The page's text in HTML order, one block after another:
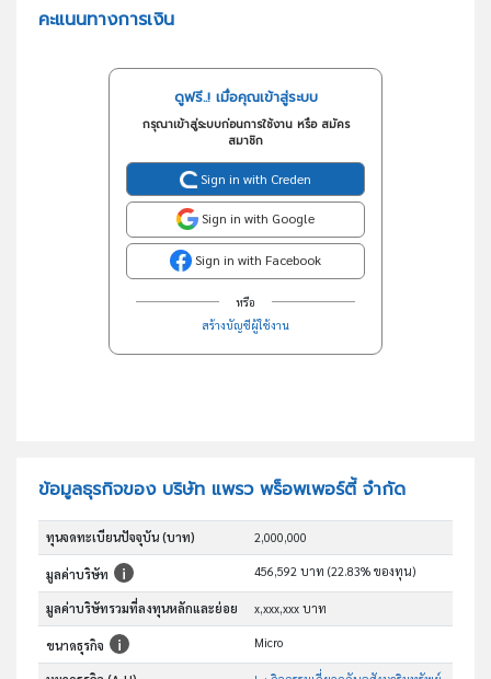
คะแนนทางการเงิน
ดูฟรี..! เมื่อคุณเข้าสู่ระบบ
กรุณาเข้าสู่ระบบก่อนการใช้งาน หรือ สมัคร
สมาชิก
Sign in with Creden
Sign in with Google
Sign in with Facebook
หรือ
สร้างบัญชีผู้ใช้งาน
ข้อมูลธุรกิจของ บริษัท แพรว พร็อพเพอร์ตี้ จำกัด
ทุนจดทะเบียนปัจจุบัน (บาท) 2,000,000
มูลค่าบริษัท 456,592 บาท (22.83% ของทุน)
มูลค่าบริษัทรวมที่ลงทุนหลักและย่อย x,xxx,xxx บาท
ขนาดธุรกิจ Micro